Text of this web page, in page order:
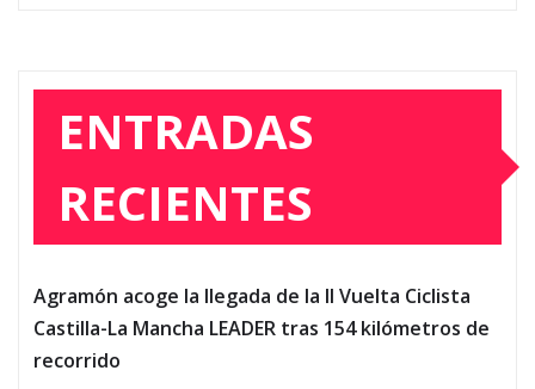
ENTRADAS
RECIENTES
Agramón acoge la llegada de la II Vuelta Ciclista
Castilla-La Mancha LEADER tras 154 kilómetros de
recorrido